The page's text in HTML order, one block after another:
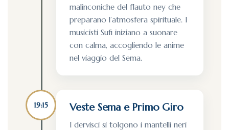
malinconiche del flauto ney che
preparano l’atmosfera spirituale. I
musicisti Sufi iniziano a suonare
con calma, accogliendo le anime
nel viaggio del Sema.
19:15 Veste Sema e Primo Giro
I dervisci si tolgono i mantelli neri